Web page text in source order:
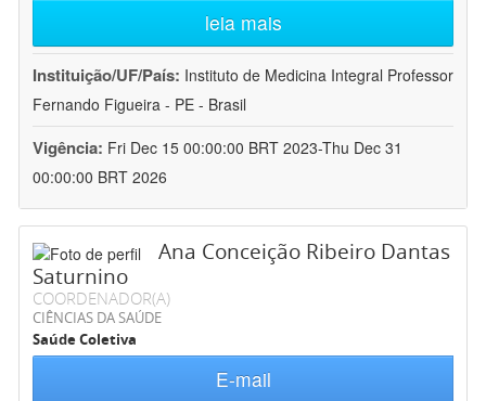
leia mais
Instituição/UF/País: Instituto de Medicina Integral Professor
Fernando Figueira - PE - Brasil
Vigência: Fri Dec 15 00:00:00 BRT 2023-Thu Dec 31
00:00:00 BRT 2026
Ana Conceição Ribeiro Dantas
Saturnino
COORDENADOR(A)
CIÊNCIAS DA SAÚDE
Saúde Coletiva
E-mail